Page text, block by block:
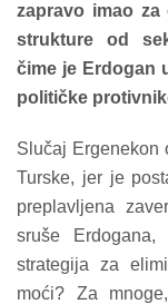
zapravo imao
strukture od
čime je Erdogan
političke
Slučaj Ergenekon
Turske, jer je
preplavljena
sruše
strategija za
moći? Za